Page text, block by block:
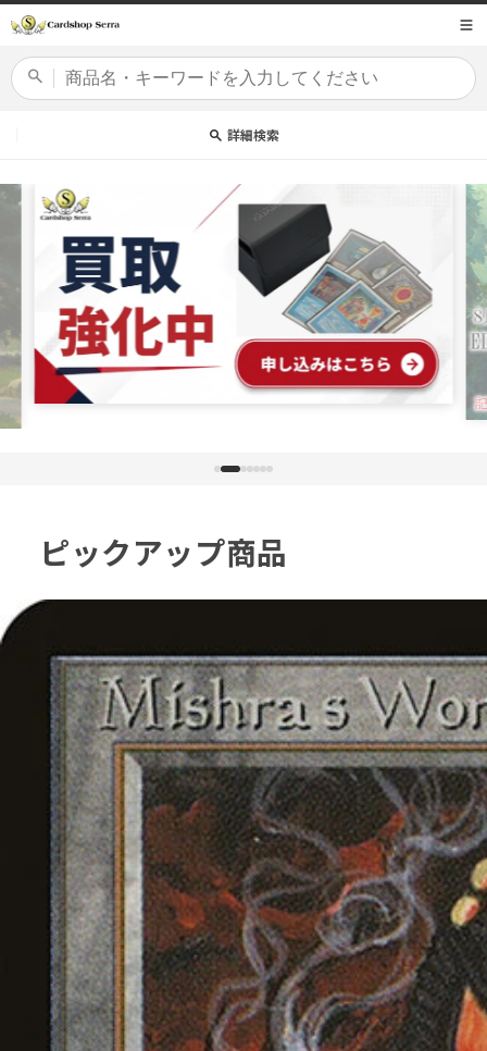
ンツに
詳細検索
商品コード
カードセット
ピックアップ商品